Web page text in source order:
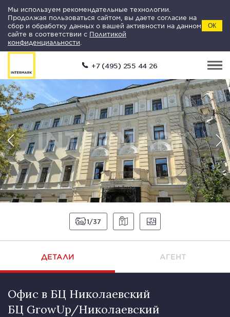
Мы используем рекомендательные технологии.
Продолжая пользоваться сайтом, вы даете согласие на
сбор и обработку данных о вашей активности на данном
сайте в соответствии с Политикой
конфиденциальности
ОК
+7 (495) 255 44 26
1 37
ДЕТАЛИ АГЕНТ
Офис в БЦ Николаевский
БЦ GrowUp/Николаевский